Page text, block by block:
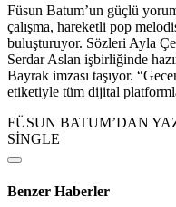
Füsun Batum’un güçlü
çalışma, hareketli pop
buluşturuyor. Sözleri Ayla
Serdar Aslan işbirliğinde
Bayrak imzası taşıyor.
etiketiyle tüm dijital
FÜSUN BATUM’DAN
SİNGLE
Benzer Haberler